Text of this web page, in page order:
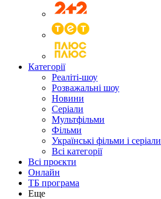
Категорії
Реаліті-шоу
Розважальні шоу
Новини
Серіали
Мультфільми
Фільми
Українські фільми і серіали
Всі категорії
Всі проєкти
Онлайн
ТБ програма
Еще